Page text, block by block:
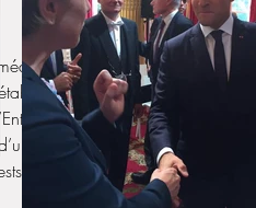
social de Brazzaville et
de soins dont la
et de Solidarité (AFES)
et de traumatologie,
de diagnostic rapide et des